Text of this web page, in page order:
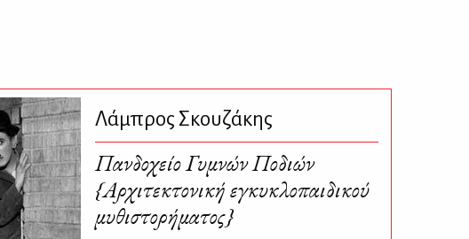
Λάμπρος Σκουζάκης
Πανδοχείο Γυμνών Ποδιών
{Αρχιτεκτονική εγκυκλοπαιδικού
μυθιστορήματος}